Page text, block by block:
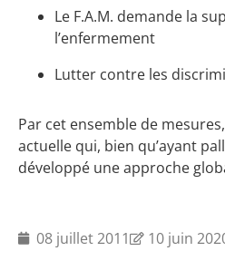
Le F.A.M. demande la
l’enfermement
Lutter contre les
Par cet ensemble de
actuelle qui, bien qu’ayant
développé une approche
08 juillet 2011 10 juin